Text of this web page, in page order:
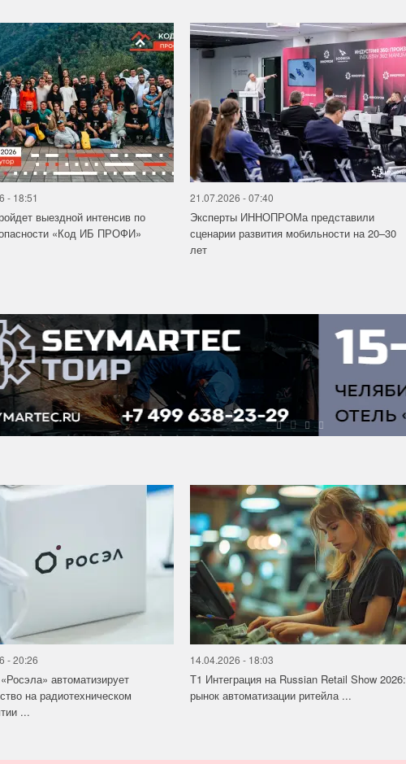
- 18:51
выездной интенсив по
«Код ИБ ПРОФИ»
21.07.2026 - 07:40
Эксперты ИННОПРОМа представили
сценарии развития мобильности на 20–30
лет
- 20:26
автоматизирует
на радиотехническом
...
14.04.2026 - 18:03
Т1 Интеграция на Russian Retail Show 2026:
рынок автоматизации ритейла ...